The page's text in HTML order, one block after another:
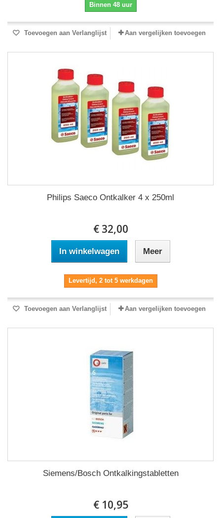
Binnen 48 uur
Toevoegen aan Verlanglijst Aan vergelijken toevoegen
Philips Saeco Ontkalker 4 x 250ml
€ 32,00
In winkelwagen Meer
Levertijd, 2 tot 5 werkdagen
Toevoegen aan Verlanglijst Aan vergelijken toevoegen
Siemens/Bosch Ontkalkingstabletten
€ 10,95